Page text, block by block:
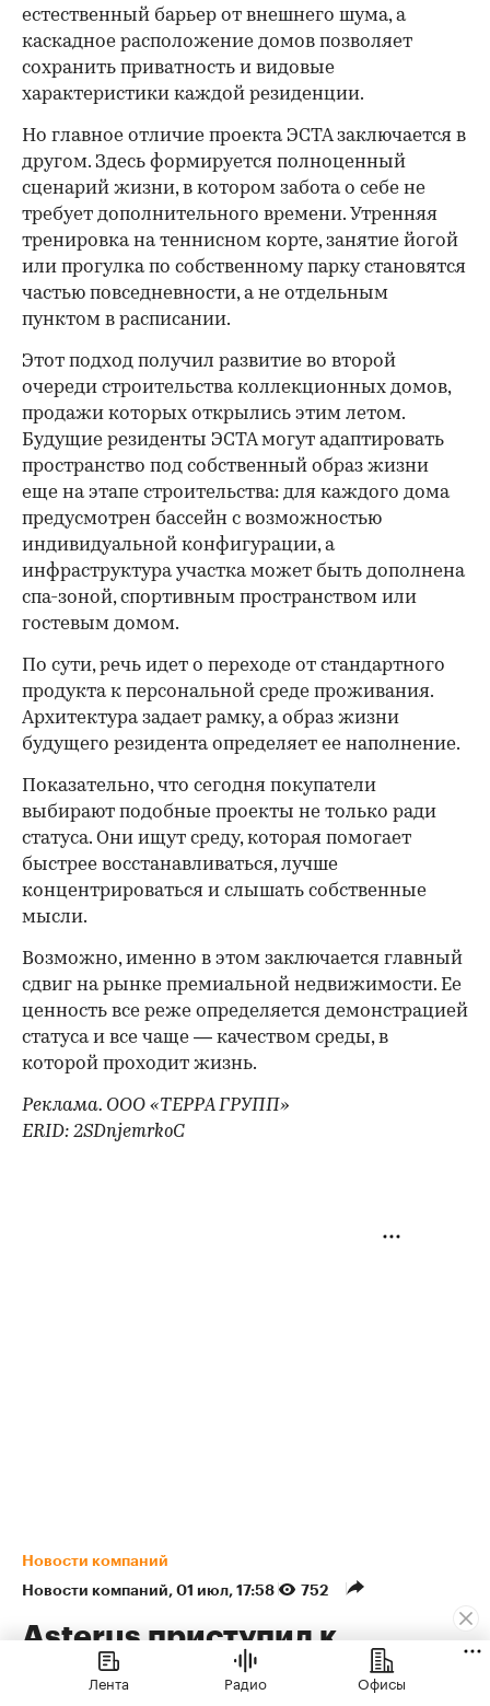
естественный барьер от внешнего шума, а
каскадное расположение домов позволяет
сохранить приватность и видовые
характеристики каждой резиденции.
Но главное отличие проекта ЭСТА заключается в
другом. Здесь формируется полноценный
сценарий жизни, в котором забота о себе не
требует дополнительного времени. Утренняя
тренировка на теннисном корте, занятие йогой
или прогулка по собственному парку становятся
частью повседневности, а не отдельным
пунктом в расписании.
Этот подход получил развитие во второй
очереди строительства коллекционных домов,
продажи которых открылись этим летом.
Будущие резиденты ЭСТА могут адаптировать
пространство под собственный образ жизни
еще на этапе строительства: для каждого дома
предусмотрен бассейн с возможностью
индивидуальной конфигурации, а
инфраструктура участка может быть дополнена
спа-зоной, спортивным пространством или
гостевым домом.
По сути, речь идет о переходе от стандартного
продукта к персональной среде проживания.
Архитектура задает рамку, а образ жизни
будущего резидента определяет ее наполнение.
Показательно, что сегодня покупатели
выбирают подобные проекты не только ради
статуса. Они ищут среду, которая помогает
быстрее восстанавливаться, лучше
концентрироваться и слышать собственные
мысли.
Возможно, именно в этом заключается главный
сдвиг на рынке премиальной недвижимости. Ее
ценность все реже определяется демонстрацией
статуса и все чаще — качеством среды, в
которой проходит жизнь.
Реклама. ООО «ТЕРРА ГРУПП»
ERID: 2SDnjemrkoC
Новости компаний
Новости компаний⁠, 01 июл, 17:58 752
Asterus приступил к
развитию территории
Лента Радио Офисы